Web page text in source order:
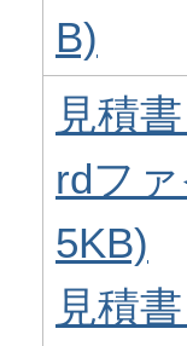
B)
見積
rdフ
5KB)
見積